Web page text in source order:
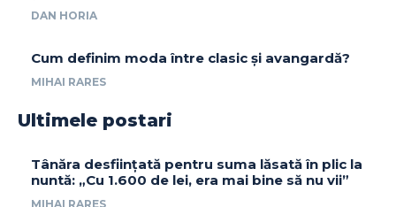
DAN HORIA
Cum definim moda între clasic și avangardă?
MIHAI RARES
Ultimele postari
Tânăra desființată pentru suma lăsată în plic la
nuntă: „Cu 1.600 de lei, era mai bine să nu vii”
MIHAI RARES